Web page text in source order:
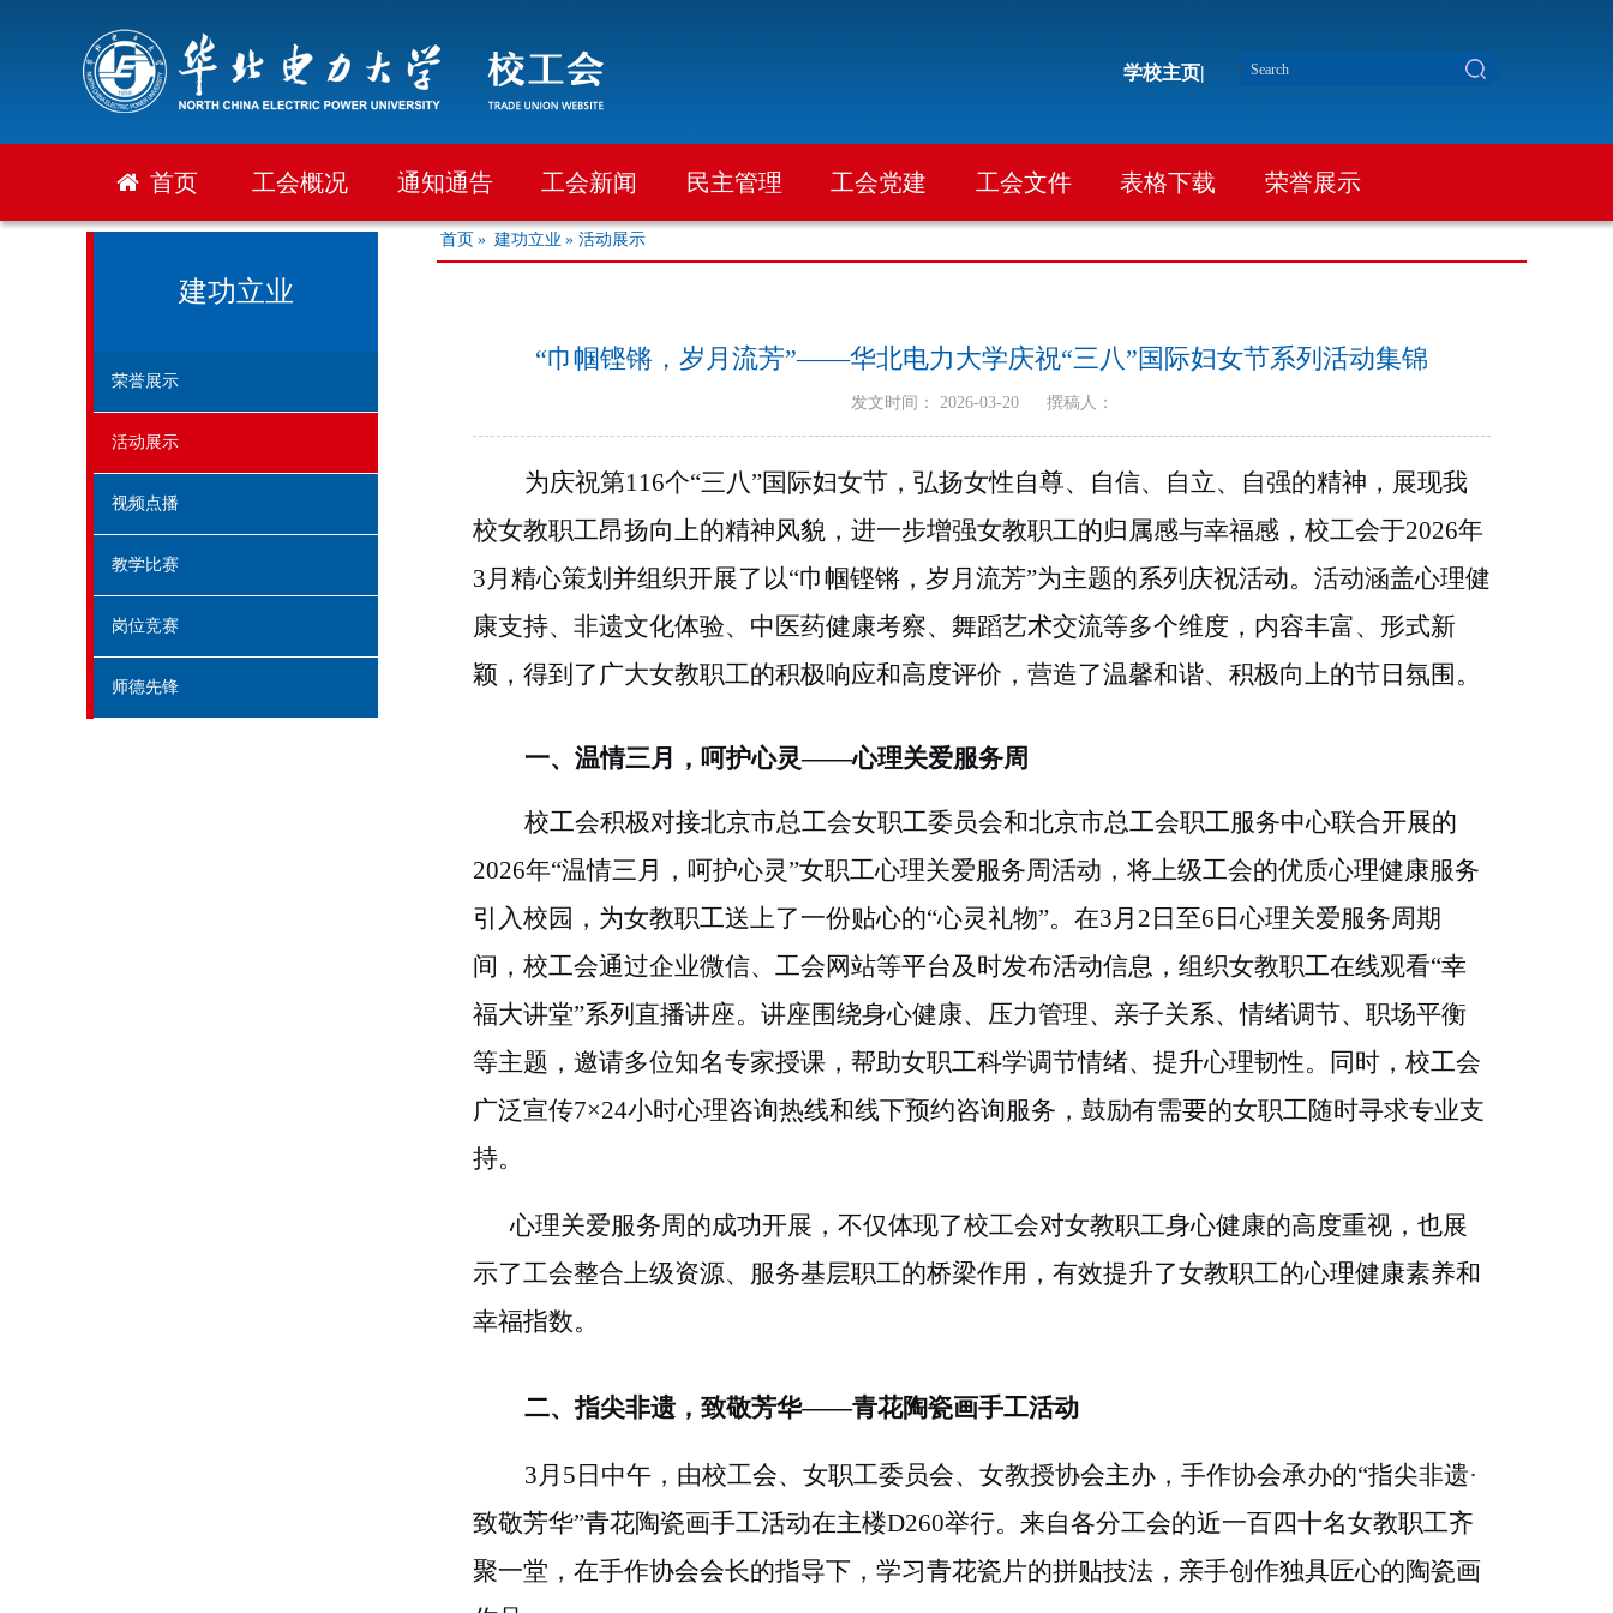
学校主页|
首页 工会概况 通知通告 工会新闻 民主管理 工会党建 工会文件 表格下载 荣誉展示
建功立业
荣誉展示
活动展示
视频点播
教学比赛
岗位竞赛
师德先锋
首页 » 建功立业 » 活动展示
“巾帼铿锵，岁月流芳”——华北电力大学庆祝“三八”国际妇女节系列活动集锦
发文时间： 2026-03-20 撰稿人：
为庆祝第116个“三八”国际妇女节，弘扬女性自尊、自信、自立、自强的精神，展现我
校女教职工昂扬向上的精神风貌，进一步增强女教职工的归属感与幸福感，校工会于2026年
3月精心策划并组织开展了以“巾帼铿锵，岁月流芳”为主题的系列庆祝活动。活动涵盖心理健
康支持、非遗文化体验、中医药健康考察、舞蹈艺术交流等多个维度，内容丰富、形式新
颖，得到了广大女教职工的积极响应和高度评价，营造了温馨和谐、积极向上的节日氛围。
一、温情三月，呵护心灵——心理关爱服务周
校工会积极对接北京市总工会女职工委员会和北京市总工会职工服务中心联合开展的
2026年“温情三月，呵护心灵”女职工心理关爱服务周活动，将上级工会的优质心理健康服务
引入校园，为女教职工送上了一份贴心的“心灵礼物”。在3月2日至6日心理关爱服务周期
间，校工会通过企业微信、工会网站等平台及时发布活动信息，组织女教职工在线观看“幸
福大讲堂”系列直播讲座。讲座围绕身心健康、压力管理、亲子关系、情绪调节、职场平衡
等主题，邀请多位知名专家授课，帮助女职工科学调节情绪、提升心理韧性。同时，校工会
广泛宣传7×24小时心理咨询热线和线下预约咨询服务，鼓励有需要的女职工随时寻求专业支
持。
心理关爱服务周的成功开展，不仅体现了校工会对女教职工身心健康的高度重视，也展
示了工会整合上级资源、服务基层职工的桥梁作用，有效提升了女教职工的心理健康素养和
幸福指数。
二、指尖非遗，致敬芳华——青花陶瓷画手工活动
3月5日中午，由校工会、 女职工委员会、女教授协会主办，手作协会承办的“指尖非遗·
致敬芳华”青花陶瓷画手工活动在主楼D260举行。来自各分工会的近一百四十名女教职工齐
聚一堂，在手作协会会长的指导下，学习青花瓷片的拼贴技法，亲手创作独具匠心的陶瓷画